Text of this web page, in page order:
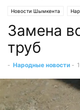
Новости Шымкента
Замена
труб
- Народные новости -